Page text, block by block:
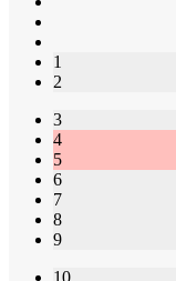
1
2
3
4
5
6
7
8
9